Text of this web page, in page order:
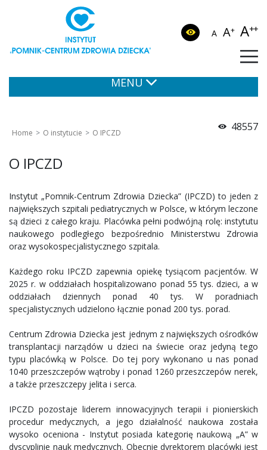
A A+ A++
MENU
Home O instytucie O IPCZD 48557
O IPCZD
Instytut „Pomnik-Centrum Zdrowia Dziecka” (IPCZD) to jeden z
największych szpitali pediatrycznych w Polsce, w którym leczone
są dzieci z całego kraju. Placówka pełni podwójną rolę: instytutu
naukowego podległego bezpośrednio Ministerstwu Zdrowia
oraz wysokospecjalistycznego szpitala.
Każdego roku IPCZD zapewnia opiekę tysiącom pacjentów. W
2025 r. w oddziałach hospitalizowano ponad 55 tys. dzieci, a w
oddziałach dziennych ponad 40 tys. W poradniach
specjalistycznych udzielono łącznie ponad 200 tys. porad.
Centrum Zdrowia Dziecka jest jednym z największych ośrodków
transplantacji narządów u dzieci na świecie oraz jedyną tego
typu placówką w Polsce. Do tej pory wykonano u nas ponad
1040 przeszczepów wątroby i ponad 1260 przeszczepów nerek,
a także przeszczepy jelita i serca.
IPCZD pozostaje liderem innowacyjnych terapii i pionierskich
procedur medycznych, a jego działalność naukowa została
wysoko oceniona - Instytut posiada kategorię naukową „A” w
dyscyplinie nauk medycznych. Obecnie dyrektorem placówki jest